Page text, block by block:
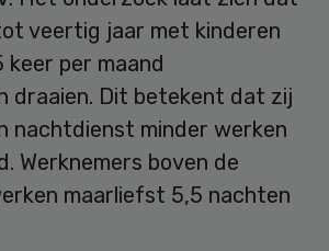
veertig jaar met kinderen
keer per maand
draaien. Dit betekent dat zij
nachtdienst minder werken
Werknemers boven de
maarliefst 5,5 nachten